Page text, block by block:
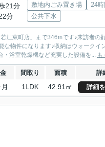
21分
分
敷地内ごみ置き場
24
公共下水
江東町店」まで346mです♪来訪者の
物件になります♪収納はウォークイ
・浴室乾燥機など充実した設備を... も
間取り 面積 詳
1LDK 42.91㎡ 詳細